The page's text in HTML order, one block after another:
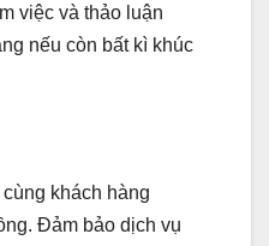
việc và thảo luận
nếu còn bất kì khúc
khách hàng
Đảm bảo dịch vụ